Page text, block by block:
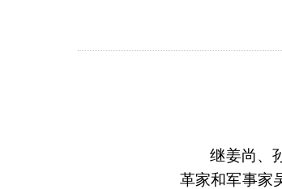
继姜尚、
革家和军事家